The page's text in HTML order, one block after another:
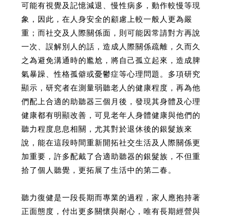
可能有視覺及記憶減退、慢性病多，動作較慢等現
象，因此，在人身安全的顧慮上較一般人更為嚴
重；而社交及人際關係面，則可能因常請對方再說
一次、誤解別人的話，造成人際關係疏離，久而久
之為避免溝通時的尷尬，將自己孤立起來，造成脾
氣暴躁、性格孤僻或憂鬱症等心理問題。多項研究
顯示，研究者在測量弱聽老人的健康程度，再為他
們配上合適的助聽器三個月後，發現其身體及心理
健康都有明顯改善，可見老年人身體健康與他們的
聽力程度息息相關，尤其對於退休後的銀髮族來
說，能在這段時間重新開拓社交生活及人際關係更
加重要，許多配戴了合適助聽器的銀髮族，不但重
拾了個人聽覺，更拓展了生活中的第二春。
聽力復健是一段長期而專業的過程，家人應抱持著
正面態度，付出更多關懷與耐心，唯有長期經營與